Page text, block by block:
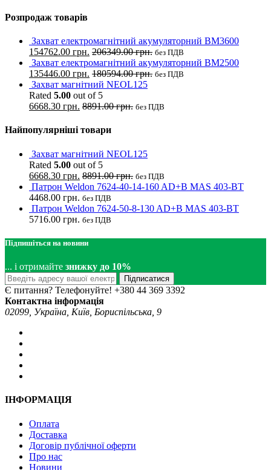
Розпродаж товарів
Захват електромагнітний акумуляторний BM3600
154762.00 грн. 206349.00грн. без ПДВ
Захват електромагнітний акумуляторний BM2500
135446.00 грн. 180594.00грн. без ПДВ
Захват магнітний NEOL125
Rated 5.00 out of 5
6668.30 грн. 8891.00грн. без ПДВ
Найпопулярніші товари
Захват магнітний NEOL125
Rated 5.00 out of 5
6668.30 грн. 8891.00грн. без ПДВ
Патрон Weldon 7624-40-14-160 AD+B MAS 403-BT
4468.00 грн. без ПДВ
Патрон Weldon 7624-50-8-130 AD+B MAS 403-BT
5716.00 грн. без ПДВ
Підпишіться на новини
... і отримайте знижку до 10%
Підписатися
Є питання? Телефонуйте! +380 44 369 3392
Контактна інформація
02099, Україна, Київ, Бориспільська, 9
ІНФОРМАЦІЯ
Оплата
Доставка
Договір публічної оферти
Про нас
Новини